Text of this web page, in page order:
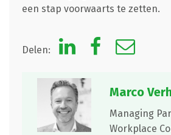
een stap voorwaarts te zetten.
Delen:
Marco
Managing
Workplace